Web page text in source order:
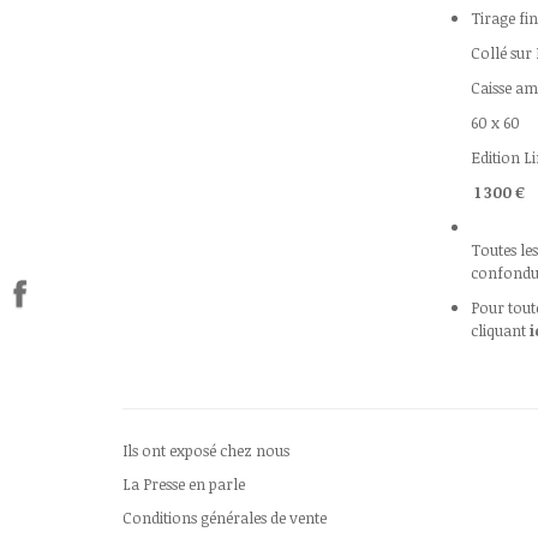
Tirage
Collé sur
Caisse
60 x 60
Edition
1 300 €
Toutes
Pour
cliquant
Ils ont exposé chez nous
La Presse en parle
Conditions générales de vente